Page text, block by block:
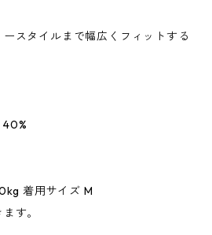
スタイルまで幅広くフィットする
着用サイズ M
す。